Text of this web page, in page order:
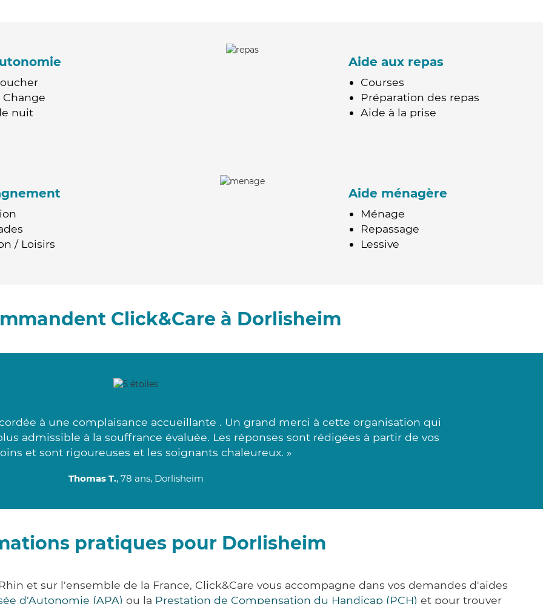
nuit
Aide aux repas
Courses
Préparation des repas
Aide à la prise
/ Loisirs
Aide ménagère
Ménage
Repassage
Lessive
Click&Care à Dorlisheim
à une complaisance accueillante . Un grand merci à cette organisation qui
admissible à la souffrance évaluée. Les réponses sont rédigées à partir de vos
et sont rigoureuses et les soignants chaleureux. »
Thomas T., 78 ans, Dorlisheim
pratiques pour Dorlisheim
et sur l'ensemble de la France, Click&Care vous accompagne dans vos demandes d'aides
d'Autonomie (APA) ou la Prestation de Compensation du Handicap (PCH) et pour trouver